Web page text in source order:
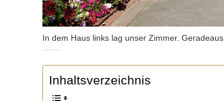
In dem Haus links lag unser Zimmer.
Inhaltsverzeichnis